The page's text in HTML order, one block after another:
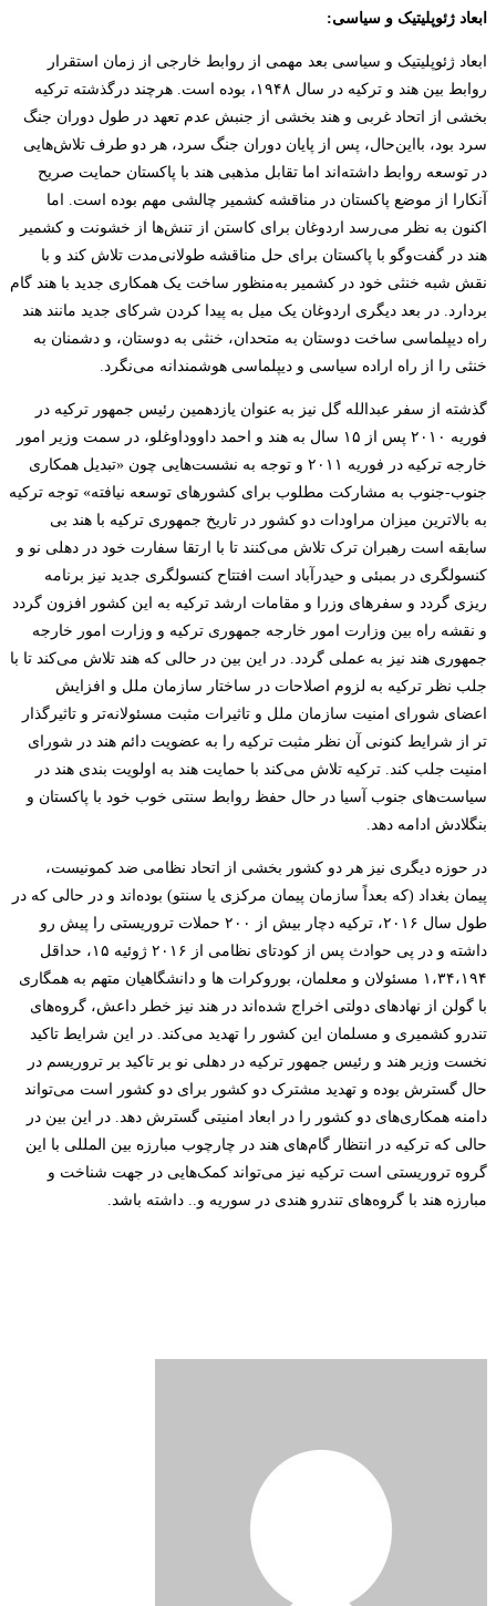
ابعاد ژئوپلیتیک و سیاسی:
ابعاد ژئوپلیتیک و سیاسی بعد مهمی از روابط خارجی از زمان استقرار
روابط بین هند و ترکیه در سال ۱۹۴۸، بوده است.
هرچند درگذشته ترکیه
بخشی از اتحاد غربی و هند بخشی از جنبش عدم تعهد در طول دوران جنگ
سرد بود، بااین‌حال، پس از پایان دوران جنگ سرد، هر دو طرف تلاش‌هایی
در توسعه روابط داشته‌اند اما تقابل مذهبی هند با پاکستان حمایت صریح
آنکارا از موضع پاکستان در مناقشه کشمیر چالشی مهم بوده است. اما
اکنون به نظر می‌رسد اردوغان برای کاستن از تنش‌ها از خشونت و کشمیر
هند در گفت‌وگو با پاکستان برای حل مناقشه طولانی‌مدت تلاش کند و با
نقش شبه خنثی خود در کشمیر به‌منظور ساخت یک همکاری جدید با هند گام
بردارد. در بعد دیگری اردوغان یک میل به پیدا کردن شرکای جدید مانند هند
راه دیپلماسی ساخت دوستان به متحدان، خنثی به دوستان، و دشمنان به
خنثی را از راه اراده سیاسی و دیپلماسی هوشمندانه می‌نگرد.
گذشته از سفر عبدالله گل نیز به عنوان یازدهمین رئیس جمهور ترکیه در
فوریه ۲۰۱۰ پس از ۱۵ سال به هند و احمد داووداوغلو، در سمت وزیر امور
خارجه ترکیه در فوریه ۲۰۱۱ و توجه به نشست‌هایی چون «تبدیل همکاری
جنوب-جنوب به مشارکت مطلوب برای کشورهای توسعه نیافته» توجه ترکیه
به بالاترین میزان مراودات دو کشور در تاریخ جمهوری ترکیه با هند بی
سابقه است رهبران ترک تلاش می‌کنند تا با ارتقا سفارت خود در دهلی نو و
کنسولگری در بمبئی و حیدرآباد است افتتاح کنسولگری جدید نیز برنامه
ریزی گردد و سفرهای وزرا و مقامات ارشد ترکیه به این کشور افزون گردد
و نقشه راه بین وزارت امور خارجه جمهوری ترکیه و وزارت امور خارجه
جمهوری هند نیز به عملی گردد. در این بین در حالی که هند تلاش می‌کند تا با
جلب نظر ترکیه به لزوم اصلاحات در ساختار سازمان ملل و افزایش
اعضای شورای امنیت سازمان ملل و تاثیرات مثبت مسئولانه‌تر و تاثیرگذار
تر از شرایط کنونی آن نظر مثبت ترکیه را به عضویت دائم هند در شورای
امنیت جلب کند. ترکیه تلاش می‌کند با حمایت هند به اولویت بندی هند در
سیاست‌های جنوب آسیا در حال حفظ روابط سنتی خوب خود با پاکستان و
بنگلادش ادامه دهد.
در حوزه دیگری نیز هر دو کشور بخشی از اتحاد نظامی ضد کمونیست،
پیمان بغداد (که بعداً سازمان پیمان مرکزی یا سنتو) بوده‌اند و در حالی که در
طول سال ۲۰۱۶، ترکیه دچار بیش از ۲۰۰ حملات تروریستی را پیش رو
داشته و در پی حوادث پس از کودتای نظامی از ۲۰۱۶ ژوئیه ۱۵، حداقل
۱،۳۴،۱۹۴ مسئولان و معلمان، بوروکرات ها و دانشگاهیان متهم به همگاری
با گولن از نهادهای دولتی اخراج شده‌اند در هند نیز خطر داعش، گروه‌های
تندرو کشمیری و مسلمان این کشور را تهدید می‌کند. در این شرایط تاکید
نخست وزیر هند و رئیس جمهور ترکیه در دهلی نو بر تاکید بر تروریسم در
حال گسترش بوده و تهدید مشترک دو کشور برای دو کشور است می‌تواند
دامنه همکاری‌های دو کشور را در ابعاد امنیتی گسترش دهد. در این بین در
حالی که ترکیه در انتظار گام‌های هند در چارچوب مبارزه بین المللی با این
گروه تروریستی است ترکیه نیز می‌تواند کمک‌هایی در جهت شناخت و
مبارزه هند با گروه‌های تندرو هندی در سوریه و.. داشته باشد.